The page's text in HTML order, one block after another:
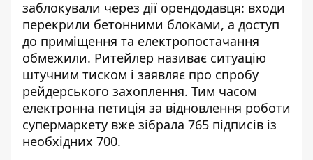
заблокували через дії орендодавця: входи
перекрили бетонними блоками, а доступ
до приміщення та електропостачання
обмежили. Ритейлер називає ситуацію
штучним тиском і заявляє про спробу
рейдерського захоплення. Тим часом
електронна петиція за відновлення роботи
супермаркету вже зібрала 765 підписів із
необхідних 700.